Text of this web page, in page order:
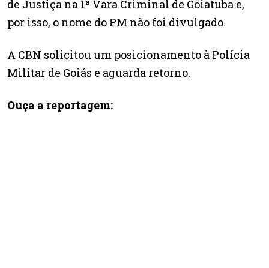
de Justiça na 1ª Vara Criminal de Goiatuba e,
por isso, o nome do PM não foi divulgado.
A CBN solicitou um posicionamento à Polícia
Militar de Goiás e aguarda retorno.
Ouça a reportagem: